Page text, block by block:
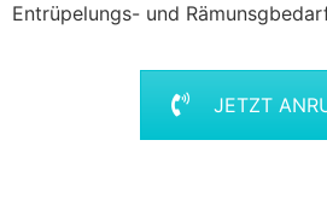
Entrüpelungs- und
JETZT